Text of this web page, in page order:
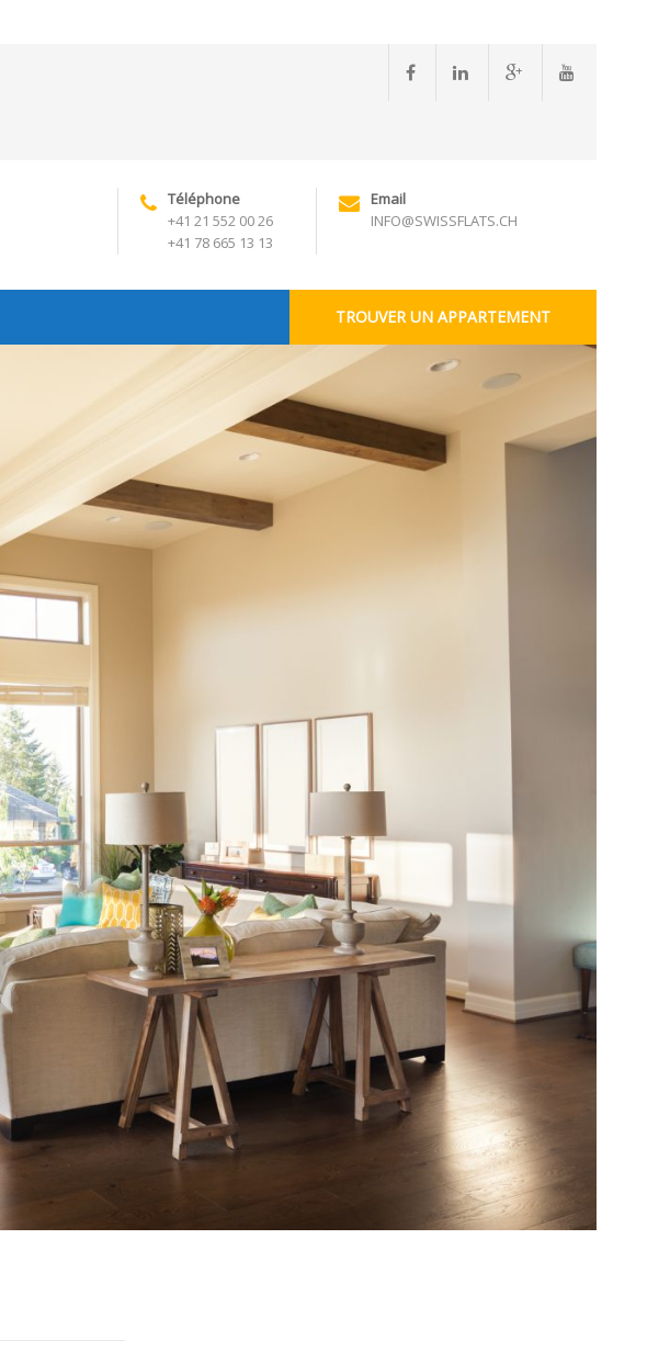
Téléphone
+41 21 552 00 26
+41 78 665 13 13
Email
INFO@SWISSFLATS.CH
TROUVER UN APPARTEMENT